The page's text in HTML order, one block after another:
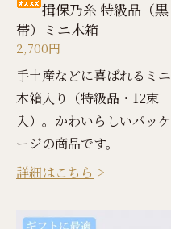
揖保乃糸 特級品（黒
帯）ミニ木箱
2,700円
手土産などに喜ばれるミニ
木箱入り（特級品・12束
入）。かわいらしいパッケ
ージの商品です。
詳細はこちら